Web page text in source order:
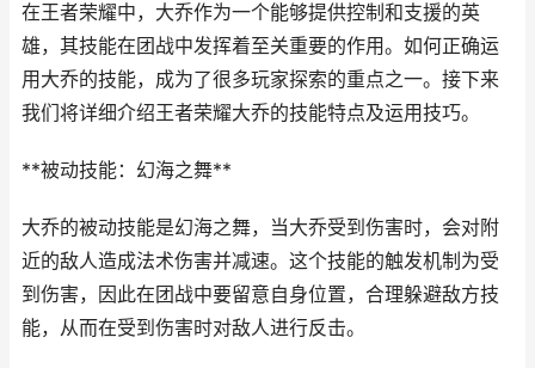
在王者荣耀中，大乔作为一个能够提供控制和支援的英
雄，其技能在团战中发挥着至关重要的作用。如何正确运
用大乔的技能，成为了很多玩家探索的重点之一。接下来
我们将详细介绍王者荣耀大乔的技能特点及运用技巧。
**被动技能：幻海之舞**
大乔的被动技能是幻海之舞，当大乔受到伤害时，会对附
近的敌人造成法术伤害并减速。这个技能的触发机制为受
到伤害，因此在团战中要留意自身位置，合理躲避敌方技
能，从而在受到伤害时对敌人进行反击。